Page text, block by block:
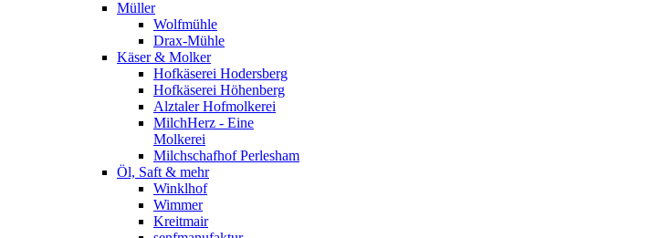
Müller
Wolfmühle
Drax-Mühle
Käser & Molker
Hofkäserei Hodersberg
Hofkäserei Höhenberg
Alztaler Hofmolkerei
MilchHerz - Eine
Molkerei
Milchschafhof Perlesham
Öl, Saft & mehr
Winklhof
Wimmer
Kreitmair